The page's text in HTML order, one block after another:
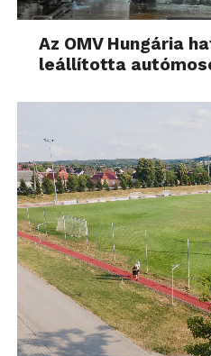
képesség tetszetős benne,
hallani, de nem tudni,
sem. A külső sokakat
piacon. A kijelző, hardver,
okostelefonnál manapság.
az ár, jelen pillanatban
forintért hozható el, ez
határon van, sokkal
forintos árcímkével, persze
mehet. Végszóként
tud jó telefont gyártani,
sokszor az egekig.
A tesztkészüléket a
Az OMV Hungária
leállította